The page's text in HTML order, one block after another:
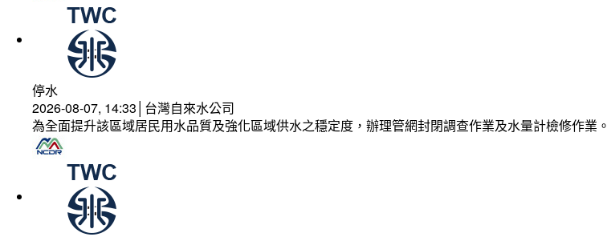
停水
2026-08-07, 14:33│台灣自來水公司
為全面提升該區域居民用水品質及強化區域供水之穩定度，辦理管網封閉調查作業及水量計檢修作業。